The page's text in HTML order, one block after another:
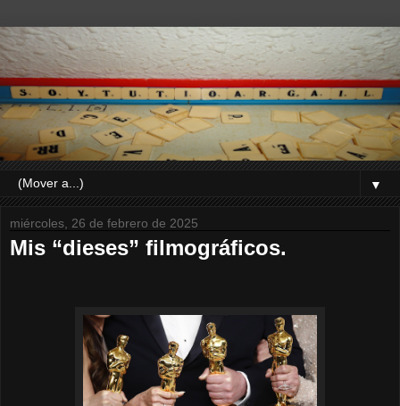
▼
miércoles, 26 de febrero de 2025
Mis “dieses” filmográficos.